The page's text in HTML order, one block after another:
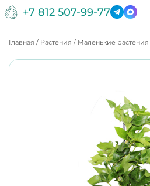
+7 812 507-99-77
Главная / Растения / Маленькие растения